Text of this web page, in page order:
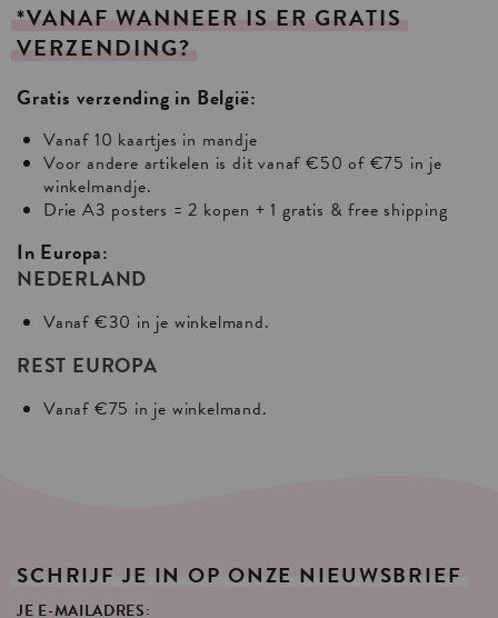
*VANAF WANNEER IS ER GRATIS
VERZENDING?
Gratis verzending in België:
Vanaf 10 kaartjes in mandje
Voor andere artikelen is dit vanaf €50 of €75 in je
winkelmandje.
Drie A3 posters = 2 kopen + 1 gratis & free shipping
In Europa:
NEDERLAND
Vanaf €30 in je winkelmand.
REST EUROPA
Vanaf €75 in je winkelmand.
SCHRIJF JE IN OP ONZE NIEUWSBRIEF
JE E-MAILADRES: